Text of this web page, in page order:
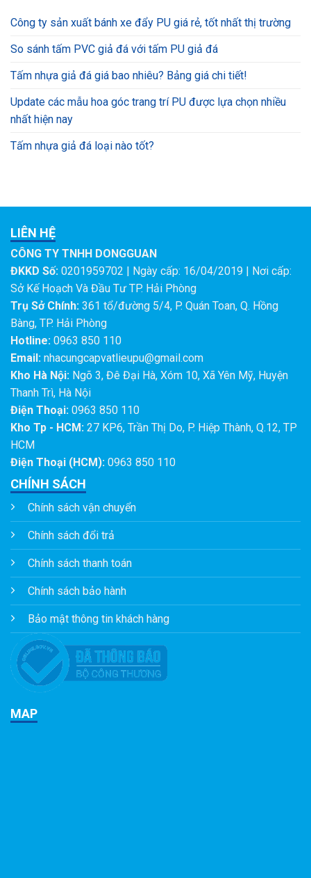
Công ty sản xuất bánh xe đẩy PU giá rẻ, tốt nhất thị trường
So sánh tấm PVC giả đá với tấm PU giả đá
Tấm nhựa giả đá giá bao nhiêu? Bảng giá chi tiết!
Update các mẫu hoa góc trang trí PU được lựa chọn nhiều
nhất hiện nay
Tấm nhựa giả đá loại nào tốt?
LIÊN HỆ
CÔNG TY TNHH DONGGUAN
ĐKKD Số: 0201959702 | Ngày cấp: 16/04/2019 | Nơi cấp:
Sở Kế Hoạch Và Đầu Tư TP. Hải Phòng
Trụ Sở Chính: 361 tổ/đường 5/4, P. Quán Toan, Q. Hồng
Bàng, TP. Hải Phòng
Hotline: 0963 850 110
Email: nhacungcapvatlieupu@gmail.com
Kho Hà Nội: Ngõ 3, Đê Đại Hà, Xóm 10, Xã Yên Mỹ, Huyện
Thanh Trì, Hà Nội
Điện Thoại: 0963 850 110
Kho Tp - HCM: 27 KP6, Trần Thị Do, P. Hiệp Thành, Q.12, TP
HCM
Điện Thoại (HCM): 0963 850 110
CHÍNH SÁCH
Chính sách vận chuyển
Chính sách đổi trả
Chính sách thanh toán
Chính sách bảo hành
Bảo mật thông tin khách hàng
MAP